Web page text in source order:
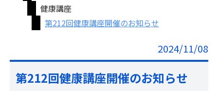
健康講座
第212回健康講座開催のお知らせ
2024/11/08
第212回健康講座開催のお知らせ